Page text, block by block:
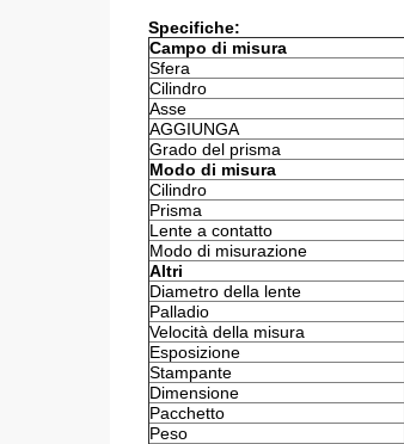
Specifiche:
Campo di misura
Sfera
Cilindro
Asse
AGGIUNGA
Grado del prisma
Modo di misura
Cilindro
Prisma
Lente a contatto
Modo di misurazione
Altri
Diametro della lente
Palladio
Velocità della misura
Esposizione
Stampante
Dimensione
Pacchetto
Peso